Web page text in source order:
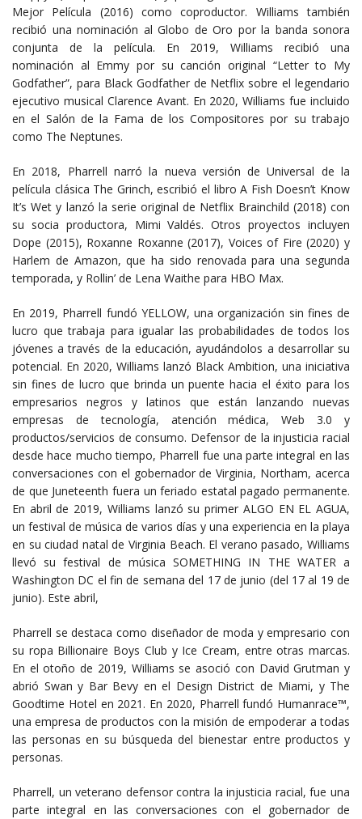
Mejor Película (2016) como coproductor. Williams también
recibió una nominación al Globo de Oro por la banda sonora
conjunta de la película. En 2019, Williams recibió una
nominación al Emmy por su canción original “Letter to My
Godfather”, para Black Godfather de Netflix sobre el legendario
ejecutivo musical Clarence Avant. En 2020, Williams fue incluido
en el Salón de la Fama de los Compositores por su trabajo
como The Neptunes.
En 2018, Pharrell narró la nueva versión de Universal de la
película clásica The Grinch, escribió el libro A Fish Doesn’t Know
It’s Wet y lanzó la serie original de Netflix Brainchild (2018) con
su socia productora, Mimi Valdés. Otros proyectos incluyen
Dope (2015), Roxanne Roxanne (2017), Voices of Fire (2020) y
Harlem de Amazon, que ha sido renovada para una segunda
temporada, y Rollin’ de Lena Waithe para HBO Max.
En 2019, Pharrell fundó YELLOW, una organización sin fines de
lucro que trabaja para igualar las probabilidades de todos los
jóvenes a través de la educación, ayudándolos a desarrollar su
potencial. En 2020, Williams lanzó Black Ambition, una iniciativa
sin fines de lucro que brinda un puente hacia el éxito para los
empresarios negros y latinos que están lanzando nuevas
empresas de tecnología, atención médica, Web 3.0 y
productos/servicios de consumo. Defensor de la injusticia racial
desde hace mucho tiempo, Pharrell fue una parte integral en las
conversaciones con el gobernador de Virginia, Northam, acerca
de que Juneteenth fuera un feriado estatal pagado permanente.
En abril de 2019, Williams lanzó su primer ALGO EN EL AGUA,
un festival de música de varios días y una experiencia en la playa
en su ciudad natal de Virginia Beach. El verano pasado, Williams
llevó su festival de música SOMETHING IN THE WATER a
Washington DC el fin de semana del 17 de junio (del 17 al 19 de
junio). Este abril,
Pharrell se destaca como diseñador de moda y empresario con
su ropa Billionaire Boys Club y Ice Cream, entre otras marcas.
En el otoño de 2019, Williams se asoció con David Grutman y
abrió Swan y Bar Bevy en el Design District de Miami, y The
Goodtime Hotel en 2021. En 2020, Pharrell fundó Humanrace™,
una empresa de productos con la misión de empoderar a todas
las personas en su búsqueda del bienestar entre productos y
personas.
Pharrell, un veterano defensor contra la injusticia racial, fue una
parte integral en las conversaciones con el gobernador de